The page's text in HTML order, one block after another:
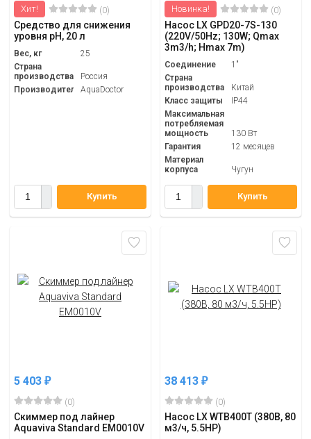
Хит! (0)
Средство для снижения
уровня pH, 20 л
Вес, кг
25
Страна
производства
Россия
Производитель AquaDoctor
Купить
Новинка! (0)
Насос LX GPD20-7S-130
(220V/50Hz; 130W; Qmax
3m3/h; Hmax 7m)
Соединение
1"
Страна
производства
Китай
Класс защиты
IP44
Максимальная
потребляемая
мощность
130 Вт
Гарантия
12 месяцев
Материал
корпуса
Чугун
Купить
5 403 ₽
(0)
Скиммер под лайнер
Aquaviva Standard EM0010V
38 413 ₽
(0)
Насос LX WTB400T (380В, 80
м3/ч, 5.5HP)